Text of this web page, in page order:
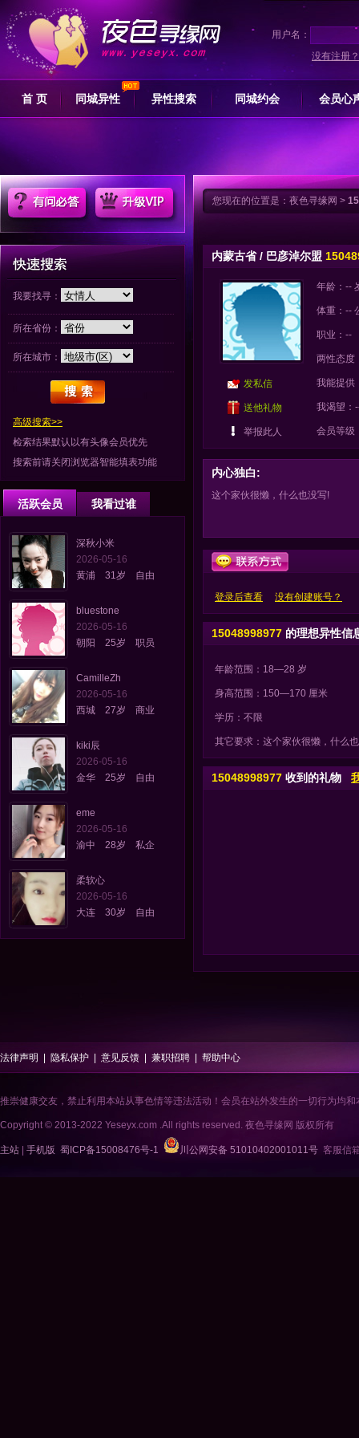
用户名：
没有注册？
首 页 同城异性 异性搜索 同城约会 会员心
我要找寻：
所在省份：
所在城市：
高级搜索>>
检索结果默认以有头像会员优先
搜索前请关闭浏览器智能填表功能
活跃会员 我看过谁
深秋小米
2026-05-16
黄浦 31岁 自由
bluestone
2026-05-16
朝阳 25岁 职员
CamilleZh
2026-05-16
西城 27岁 商业
kiki辰
2026-05-16
金华 25岁 自由
eme
2026-05-16
渝中 28岁 私企
柔软心
2026-05-16
大连 30岁 自由
您现在的位置是： 夜色寻缘网 >
内蒙古省 / 巴彦淖尔盟
发私信
送他礼物
举报此人
年龄：--
体重：--
职业：--
两性态度
我能提供
我渴望：
会员等
内心独白:
这个家伙很懒，什么也没写!
登录后查看 没有创建账号？
15048998977 的理想异性信
年龄范围：18—28 岁
身高范围：150—170 厘米
学历：不限
其它要求：这个家伙很懒，什么
15048998977 收到的礼物
法律声明 隐私保护 意见反馈 兼职招聘 帮助中心
推崇健康交友，禁止利用本站从事色情等违法活动！会员在站外发生的一切行为均
Copyright © 2013-2022 Yeseyx.com .All rights reserved. 夜色寻缘网 版权所有
主站 手机版 蜀ICP备15008476号-1 川公网安备 51010402001011号 客服信